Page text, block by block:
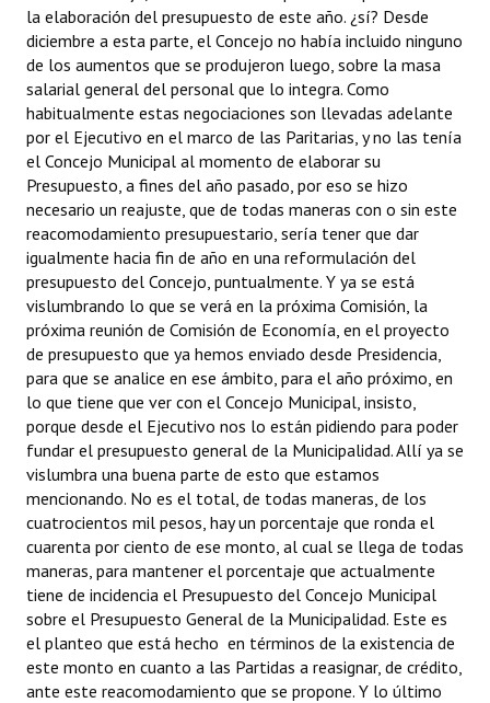
la elaboración del presupuesto de este año. ¿sí? Desde
diciembre a esta parte, el Concejo no había incluido ninguno
de los aumentos que se produjeron luego, sobre la masa
salarial general del personal que lo integra. Como
habitualmente estas negociaciones son llevadas adelante
por el Ejecutivo en el marco de las Paritarias, y no las tenía
el Concejo Municipal al momento de elaborar su
Presupuesto, a fines del año pasado, por eso se hizo
necesario un reajuste, que de todas maneras con o sin este
reacomodamiento presupuestario, sería tener que dar
igualmente hacia fin de año en una reformulación del
presupuesto del Concejo, puntualmente. Y ya se está
vislumbrando lo que se verá en la próxima Comisión, la
próxima reunión de Comisión de Economía, en el proyecto
de presupuesto que ya hemos enviado desde Presidencia,
para que se analice en ese ámbito, para el año próximo, en
lo que tiene que ver con el Concejo Municipal, insisto,
porque desde el Ejecutivo nos lo están pidiendo para poder
fundar el presupuesto general de la Municipalidad. Allí ya se
vislumbra una buena parte de esto que estamos
mencionando. No es el total, de todas maneras, de los
cuatrocientos mil pesos, hay un porcentaje que ronda el
cuarenta por ciento de ese monto, al cual se llega de todas
maneras, para mantener el porcentaje que actualmente
tiene de incidencia el Presupuesto del Concejo Municipal
sobre el Presupuesto General de la Municipalidad. Este es
el planteo que está hecho en términos de la existencia de
este monto en cuanto a las Partidas a reasignar, de crédito,
ante este reacomodamiento que se propone. Y lo último